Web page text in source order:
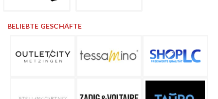
BELIEBTE GESCHÄFTE